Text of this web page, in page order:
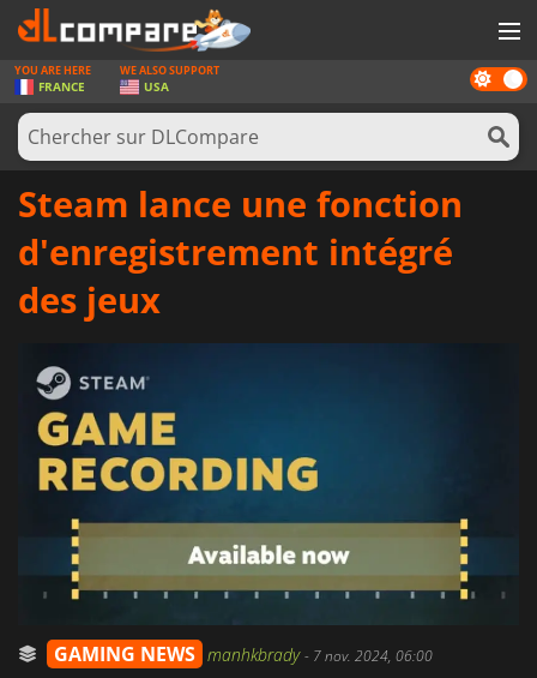
JEUX
CARTES PRÉPAYÉES
LOGICIELS
SE CONNECTER OU S'INSCRIRE
Dark
mode
YOU ARE HERE
FRANCE
WE ALSO SUPPORT
USA
Steam lance une fonction
d'enregistrement intégré
des jeux
GAMING NEWS manhkbrady- 7 nov. 2024, 06:00